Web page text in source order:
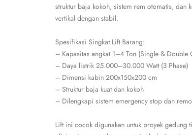
struktur baja kokoh, sistem rem otomatis, dan
vertikal dengan stabil.
Spesifikasi Singkat Lift Barang:
– Kapasitas angkat 1–4 Ton (Single & Double
– Daya listrik 25.000–30.000 Watt (3 Phase)
– Dimensi kabin 200x150x200 cm
– Struktur baja kuat dan kokoh
– Dilengkapi sistem emergency stop dan
Lift ini cocok digunakan untuk proyek gedung